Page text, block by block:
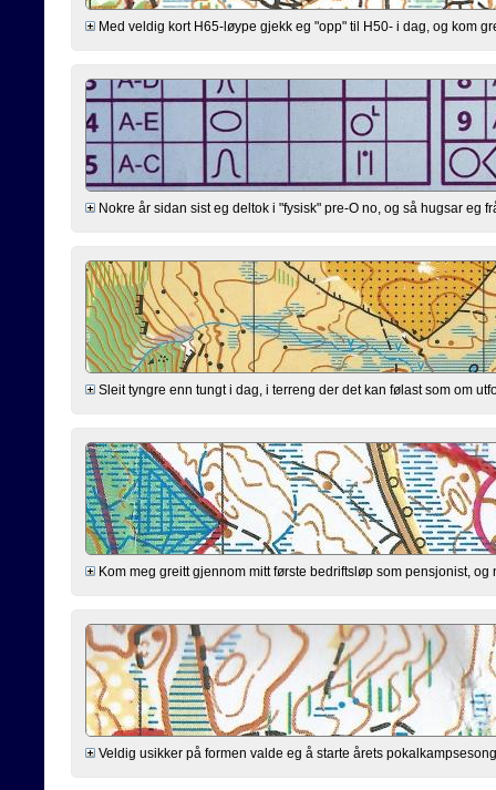
Med veldig kort H65-løype gjekk eg "opp" til H50- i dag, og kom
Nokre år sidan sist eg deltok i "fysisk" pre-O no, og så hugsar eg
Sleit tyngre enn tungt i dag, i terreng der det kan følast som om
Kom meg greitt gjennom mitt første bedriftsløp som pensjonist,
Veldig usikker på formen valde eg å starte årets